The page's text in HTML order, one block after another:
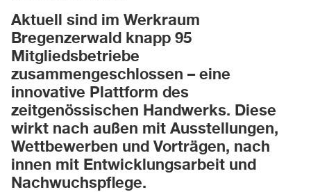
Aktuell sind im Werkraum
Bregenzerwald knapp 95
Mitgliedsbetriebe
zusammengeschlossen – eine
innovative Plattform des
zeitgenössischen Handwerks. Diese
wirkt nach außen mit Ausstellungen,
Wettbewerben und Vorträgen, nach
innen mit Entwicklungsarbeit und
Nachwuchspflege.